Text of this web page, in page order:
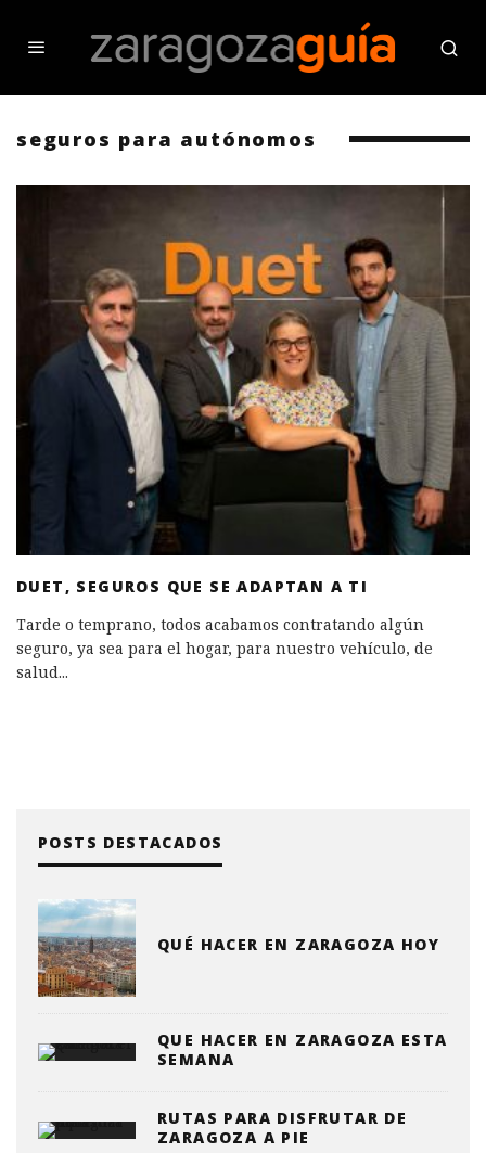
seguros para autónomos
DUET, SEGUROS QUE SE ADAPTAN A TI
Tarde o temprano, todos acabamos contratando algún
seguro, ya sea para el hogar, para nuestro vehículo, de
salud...
POSTS DESTACADOS
QUÉ HACER EN ZARAGOZA HOY
QUE HACER EN ZARAGOZA ESTA
SEMANA
RUTAS PARA DISFRUTAR DE
ZARAGOZA A PIE